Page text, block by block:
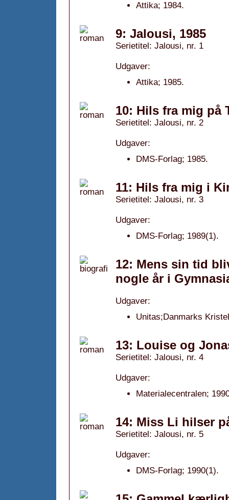
Attika; 1984.
9: Jalousi, 1985
Serietitel: Jalousi, nr. 1
Udgaver:
Attika; 1985.
10: Hils fra mig på
Serietitel: Jalousi, nr. 2
Udgaver:
DMS-Forlag; 1985.
11: Hils fra mig i
Serietitel: Jalousi, nr. 3
Udgaver:
DMS-Forlag; 1989(1).
12: Mens sin tid
nogle år i
Udgaver:
Unitas;Danmarks
13: Louise og
Serietitel: Jalousi, nr. 4
Udgaver:
Materialecentralen;
14: Miss Li hilser
Serietitel: Jalousi, nr. 5
Udgaver:
DMS-Forlag; 1990(1).